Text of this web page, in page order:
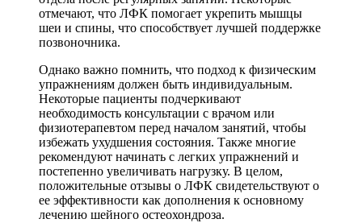
отмечают, что ЛФК помогает укрепить мышцы
шеи и спины, что способствует лучшей поддержке
позвоночника.
Однако важно помнить, что подход к физическим
упражнениям должен быть индивидуальным.
Некоторые пациенты подчеркивают
необходимость консультации с врачом или
физиотерапевтом перед началом занятий, чтобы
избежать ухудшения состояния. Также многие
рекомендуют начинать с легких упражнений и
постепенно увеличивать нагрузку. В целом,
положительные отзывы о ЛФК свидетельствуют о
ее эффективности как дополнения к основному
лечению шейного остеохондроза.